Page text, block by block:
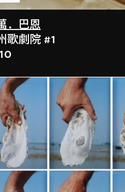
．巴恩
歌劇院 #1